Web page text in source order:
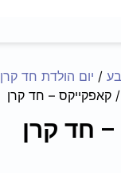
/ יום הולדת חד קרן
/ קאפקייקס – חד קרן
חד קרן